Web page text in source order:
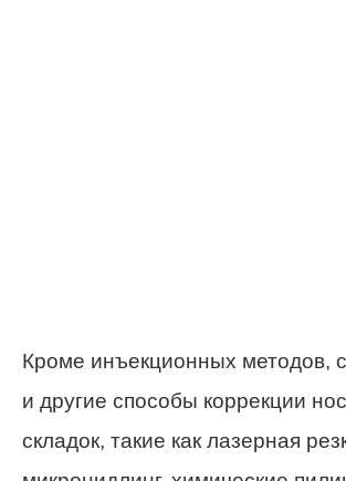
Кроме инъекционных методов,
и другие способы коррекции
складок, такие как лазерная